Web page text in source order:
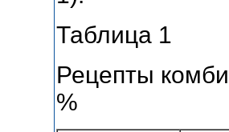
Таблица 1
Рецепты
%